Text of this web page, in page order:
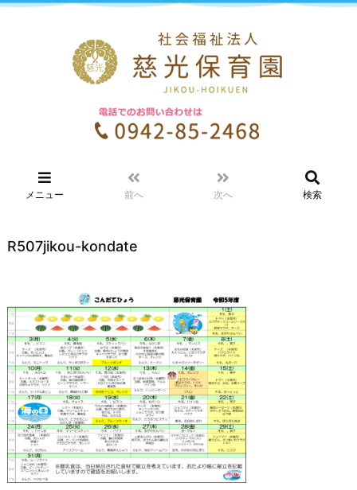
メニュー 前へ 次へ 検索
R507jikou-kondate